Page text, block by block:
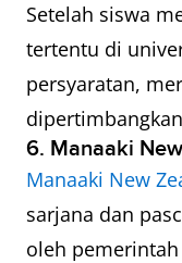
Setelah siswa
tertentu di
persyaratan,
6. Manaaki
Manaaki New
sarjana dan
oleh